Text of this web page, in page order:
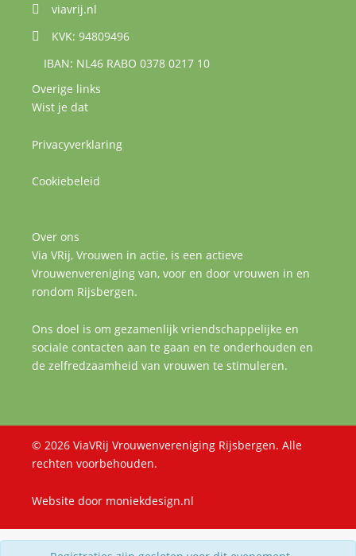
viavrij.nl
KVK: 94809496
IBAN: NL46 RABO 0378 0217 10
Overige links
Wist je dat
Privacyverklaring
Cookiebeleid
Over ons
Via VRij, Vrouwen in actie, is een actieve
Vrouwenvereniging van, voor en door vrouwen in en
rondom Rijsbergen.
Ons doel is om gezamenlijk vriendschappelijke en
sociale contacten aan te gaan en te onderhouden en
de zelfredzaamheid van vrouwen te stimuleren.
© 2026 ViaVRij Vrouwenvereniging Rijsbergen. Alle
rechten voorbehouden.
Website door moniekdesign.nl